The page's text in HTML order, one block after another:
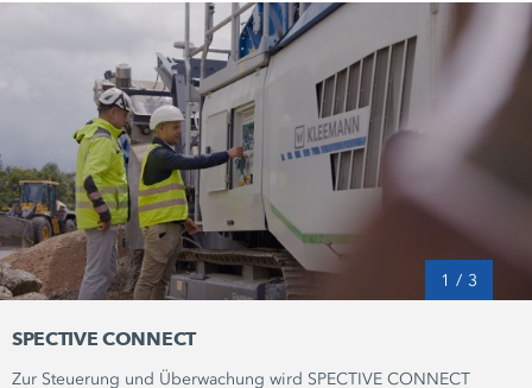
1 / 3
SPECTIVE CONNECT
Zur Steuerung und Überwachung wird SPECTIVE CONNECT